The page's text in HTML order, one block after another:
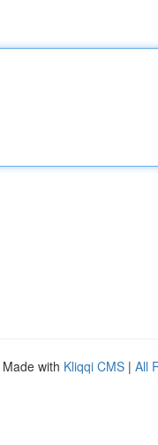
Made with Kliqqi CMS | All